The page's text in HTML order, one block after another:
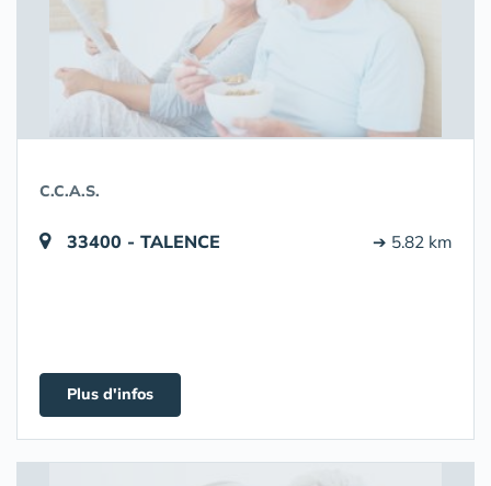
C.C.A.S.
33400 - TALENCE ➔ 5.82 km
Plus d'infos